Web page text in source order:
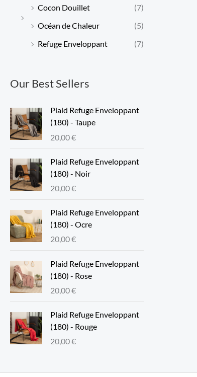
Cocon Douillet
(7)
Océan de Chaleur
(5)
Refuge Enveloppant
(7)
Our Best Sellers
Plaid Refuge Enveloppant
(180) - Taupe
20,00€
Plaid Refuge Enveloppant
(180) - Noir
20,00€
Plaid Refuge Enveloppant
(180) - Ocre
20,00€
Plaid Refuge Enveloppant
(180) - Rose
20,00€
Plaid Refuge Enveloppant
(180) - Rouge
20,00€